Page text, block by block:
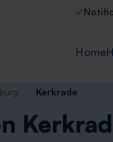
Home
Kerkrade